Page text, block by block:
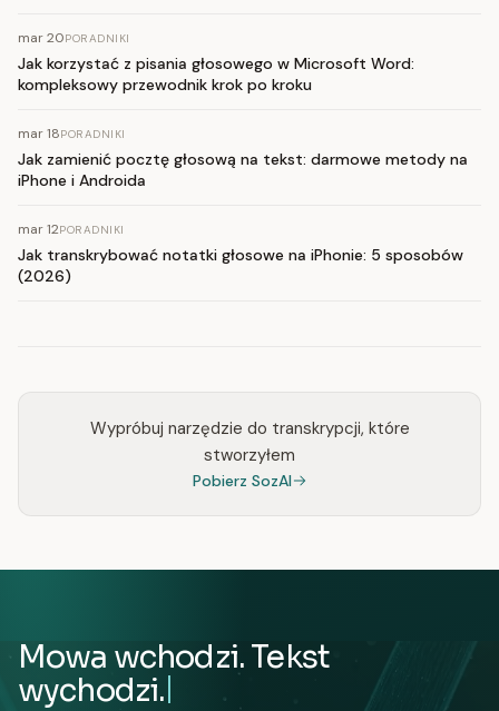
mar 20PORADNIKI
Jak korzystać z pisania głosowego w Microsoft Word:
kompleksowy przewodnik krok po kroku
mar 18PORADNIKI
Jak zamienić pocztę głosową na tekst: darmowe metody na
iPhone i Androida
mar 12PORADNIKI
Jak transkrybować notatki głosowe na iPhonie: 5 sposobów
(2026)
Wypróbuj narzędzie do transkrypcji, które
stworzyłem
Pobierz SozAI
Mowa wchodzi. Tekst
wychodzi.